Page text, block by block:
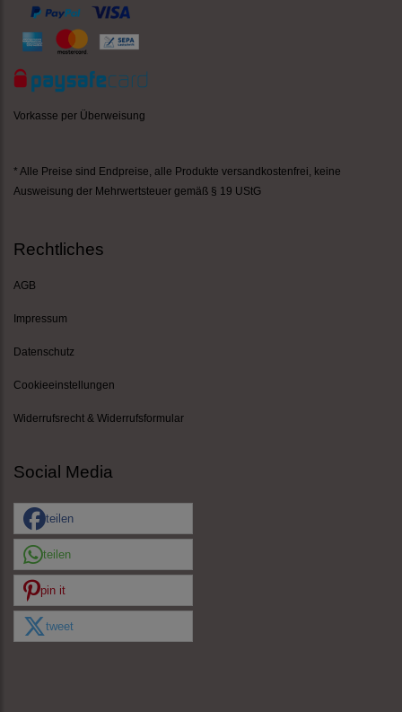
Vorkasse per Überweisung
* Alle Preise sind Endpreise, alle Produkte versandkostenfrei , keine
Ausweisung der Mehrwertsteuer gemäß § 19 UStG
Rechtliches
AGB
Impressum
Datenschutz
Cookieeinstellungen
Widerrufsrecht & Widerrufsformular
Social Media
teilen
teilen
pin it
tweet